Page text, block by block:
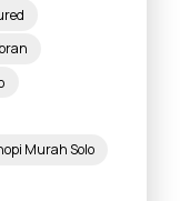
Murah Solo